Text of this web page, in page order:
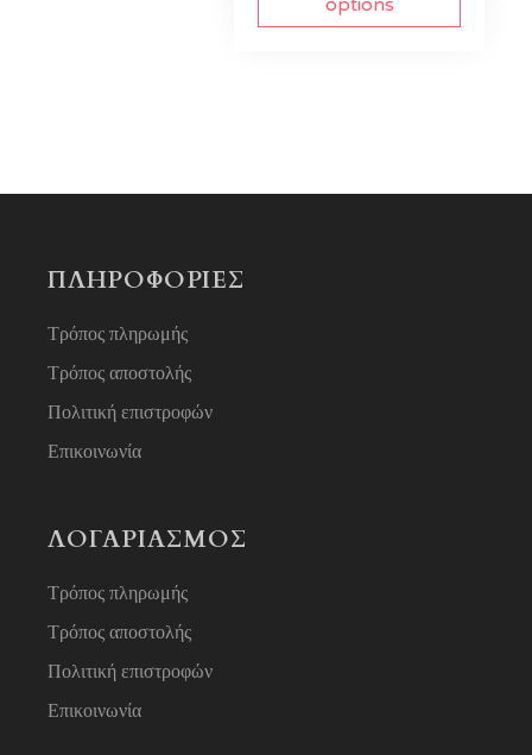
options
ΠΛΗΡΟΦΟΡΙΕΣ
Τρόπος πληρωμής
Τρόπος αποστολής
Πολιτική επιστροφών
Επικοινωνία
ΛΟΓΑΡΙΑΣΜΟΣ
Τρόπος πληρωμής
Τρόπος αποστολής
Πολιτική επιστροφών
Επικοινωνία